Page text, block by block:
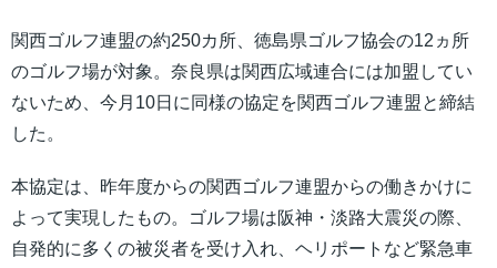
関西ゴルフ連盟の約250カ所、徳島県ゴルフ協会の12ヵ所
のゴルフ場が対象。奈良県は関西広域連合には加盟してい
ないため、今月10日に同様の協定を関西ゴルフ連盟と締結
した。
本協定は、昨年度からの関西ゴルフ連盟からの働きかけに
よって実現したもの。ゴルフ場は阪神・淡路大震災の際、
自発的に多くの被災者を受け入れ、ヘリポートなど緊急車